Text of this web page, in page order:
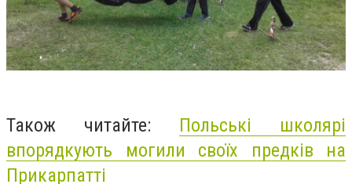
Також читайте: Польські школярі
впорядкують могили своїх предків на
Прикарпатті